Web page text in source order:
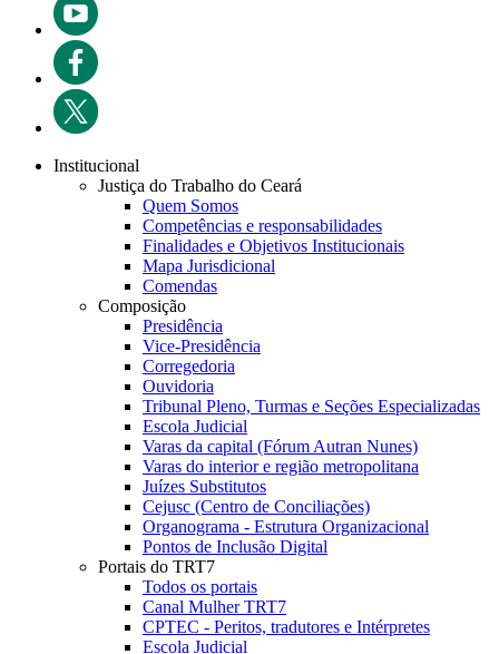
Institucional
Justiça do Trabalho do Ceará
Quem Somos
Competências e responsabilidades
Finalidades e Objetivos Institucionais
Mapa Jurisdicional
Comendas
Composição
Presidência
Vice-Presidência
Corregedoria
Ouvidoria
Tribunal Pleno, Turmas e Seções Especializadas
Escola Judicial
Varas da capital (Fórum Autran Nunes)
Varas do interior e região metropolitana
Juízes Substitutos
Cejusc (Centro de Conciliações)
Organograma - Estrutura Organizacional
Pontos de Inclusão Digital
Portais do TRT7
Todos os portais
Canal Mulher TRT7
CPTEC - Peritos, tradutores e Intérpretes
Escola Judicial